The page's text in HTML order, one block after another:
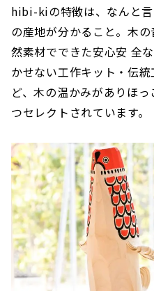
hibi-kiの特徴は、なんと
の産地が分かること。木
然素材でできた安心安 全
かせない工作キット・伝
ど、木の温かみがありほ
つセレクトされています。